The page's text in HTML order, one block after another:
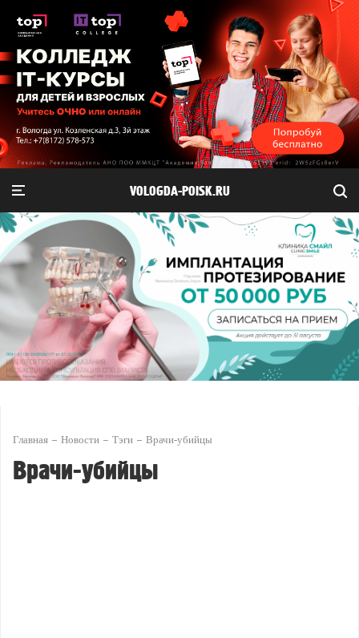
VOLOGDA-POISK.RU
Главная Новости Тэги Врачи-убийцы
Врачи-убийцы